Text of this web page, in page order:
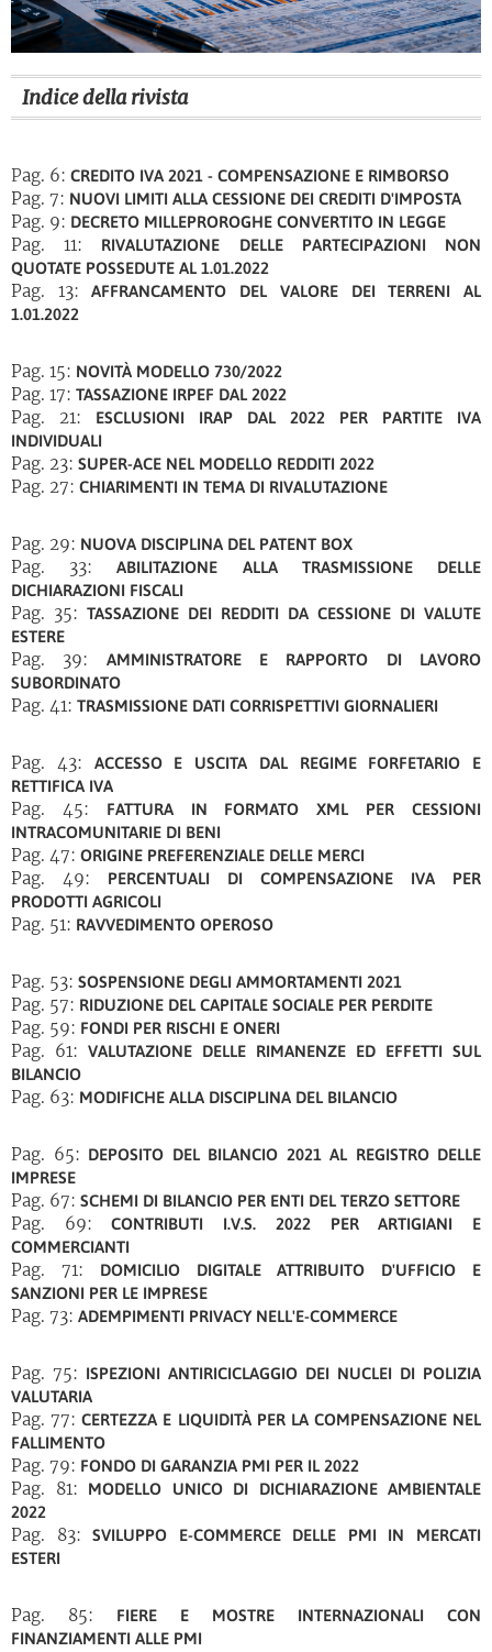
Indice della rivista
Pag. 6: CREDITO IVA 2021 - COMPENSAZIONE E RIMBORSO
Pag. 7: NUOVI LIMITI ALLA CESSIONE DEI CREDITI D'IMPOSTA
Pag. 9: DECRETO MILLEPROROGHE CONVERTITO IN LEGGE
Pag. 11: RIVALUTAZIONE DELLE PARTECIPAZIONI NON
QUOTATE POSSEDUTE AL 1.01.2022
Pag. 13:AFFRANCAMENTO DEL VALORE DEI TERRENI AL
1.01.2022
Pag. 15: NOVITÀ MODELLO 730/2022
Pag. 17: TASSAZIONE IRPEF DAL 2022
Pag. 21:
ESCLUSIONI IRAP DAL 2022 PER PARTITE IVA
INDIVIDUALI
Pag. 23: SUPER-ACE NEL MODELLO REDDITI 2022
Pag. 27: CHIARIMENTI IN TEMA DI RIVALUTAZIONE
Pag. 29: NUOVA DISCIPLINA DEL PATENT BOX
Pag. 33:ABILITAZIONE ALLA TRASMISSIONE DELLE
DICHIARAZIONI FISCALI
Pag. 35: TASSAZIONE DEI REDDITI DA CESSIONE DI VALUTE
ESTERE
Pag. 39: AMMINISTRATORE E RAPPORTO DI LAVORO
SUBORDINATO
Pag. 41: TRASMISSIONE DATI CORRISPETTIVI GIORNALIERI
Pag. 43: ACCESSO E USCITA DAL REGIME FORFETARIO E
RETTIFICA IVA
Pag. 45:
FATTURA IN FORMATO XML PER CESSIONI
INTRACOMUNITARIE DI BENI
Pag. 47: ORIGINE PREFERENZIALE DELLE MERCI
Pag. 49:
PERCENTUALI DI COMPENSAZIONE IVA PER
PRODOTTI AGRICOLI
Pag. 51: RAVVEDIMENTO OPEROSO
Pag. 53: SOSPENSIONE DEGLI AMMORTAMENTI 2021
Pag. 57: RIDUZIONE DEL CAPITALE SOCIALE PER PERDITE
Pag. 59: FONDI PER RISCHI E ONERI
Pag. 61: VALUTAZIONE DELLE RIMANENZE ED EFFETTI SUL
BILANCIO
Pag. 63: MODIFICHE ALLA DISCIPLINA DEL BILANCIO
Pag. 65: DEPOSITO DEL BILANCIO 2021 AL REGISTRO DELLE
IMPRESE
Pag. 67: SCHEMI DI BILANCIO PER ENTI DEL TERZO SETTORE
Pag. 69:CONTRIBUTI I.V.S. 2022 PER ARTIGIANI E
COMMERCIANTI
Pag. 71:
DOMICILIO DIGITALE ATTRIBUITO D'UFFICIO E
SANZIONI PER LE IMPRESE
Pag. 73: ADEMPIMENTI PRIVACY NELL'E-COMMERCE
Pag. 75: ISPEZIONI ANTIRICICLAGGIO DEI NUCLEI DI POLIZIA
VALUTARIA
Pag. 77:CERTEZZA E LIQUIDITÀ PER LA COMPENSAZIONE NEL
FALLIMENTO
Pag. 79: FONDO DI GARANZIA PMI PER IL 2022
Pag. 81:
MODELLO UNICO DI DICHIARAZIONE AMBIENTALE
2022
Pag. 83:SVILUPPO E-COMMERCE DELLE PMI IN MERCATI
ESTERI
Pag. 85:
FIERE E MOSTRE INTERNAZIONALI CON
FINANZIAMENTI ALLE PMI